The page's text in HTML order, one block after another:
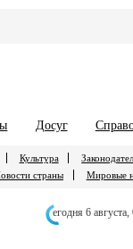
Досуг
Культура
страны Мировые
егодня 6 августа,